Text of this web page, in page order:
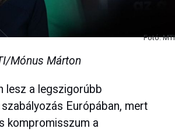
Fotó: MTI
Mónus Márton
lesz a legszigorúbb
Európában, mert
kompromisszum a